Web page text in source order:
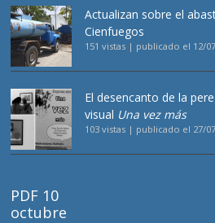
Actualizan sobre el
Cienfuegos
151 vistas | publicado el 12/
El desencanto de la
visual Una vez más
103 vistas | publicado el 27/
PDF 10
octubre